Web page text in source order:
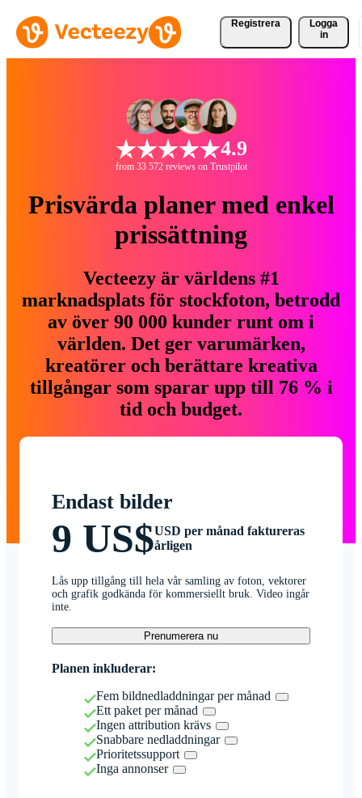
Registrera
Logga
in
4.9
from 33 572 reviews on Trustpilot
Prisvärda planer med enkel
prissättning
Vecteezy är världens #1
marknadsplats för stockfoton, betrodd
av över 90 000 kunder runt om i
världen. Det ger varumärken,
kreatörer och berättare kreativa
tillgångar som sparar upp till 76 % i
tid och budget.
Endast bilder
9 US$USD per månad faktureras
årligen
Lås upp tillgång till hela vår samling av foton, vektorer
och grafik godkända för kommersiellt bruk. Video ingår
inte.
Prenumerera nu
Planen inkluderar:
Fem bildnedladdningar per månad
Ett paket per månad
Ingen attribution krävs
Snabbare nedladdningar
Prioritetssupport
Inga annonser